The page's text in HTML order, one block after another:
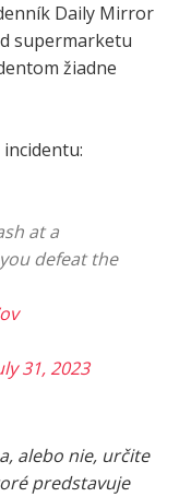
Daily Mirror
supermarketu
žiadne
at a
defeat the
31, 2023
alebo nie, určite
predstavuje